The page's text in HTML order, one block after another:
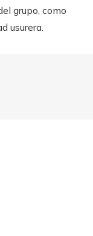
grupo, como
usurera.